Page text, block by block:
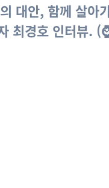
대안, 함께 살아
최경호 인터뷰.